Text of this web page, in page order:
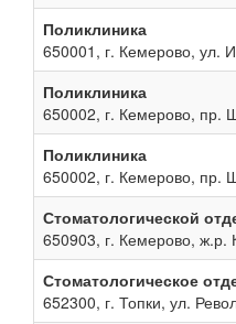
Поликлиника
650001, г. Кемерово, ул.
Поликлиника
650002, г. Кемерово, пр.
Поликлиника
650002, г. Кемерово, пр.
Стоматологической
650903, г. Кемерово, ж.р.
Стоматологическое
652300, г. Топки, ул.